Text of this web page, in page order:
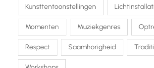
Kunsttentoonstellingen
Momenten Muziekgenres
Respect Saamhorigheid